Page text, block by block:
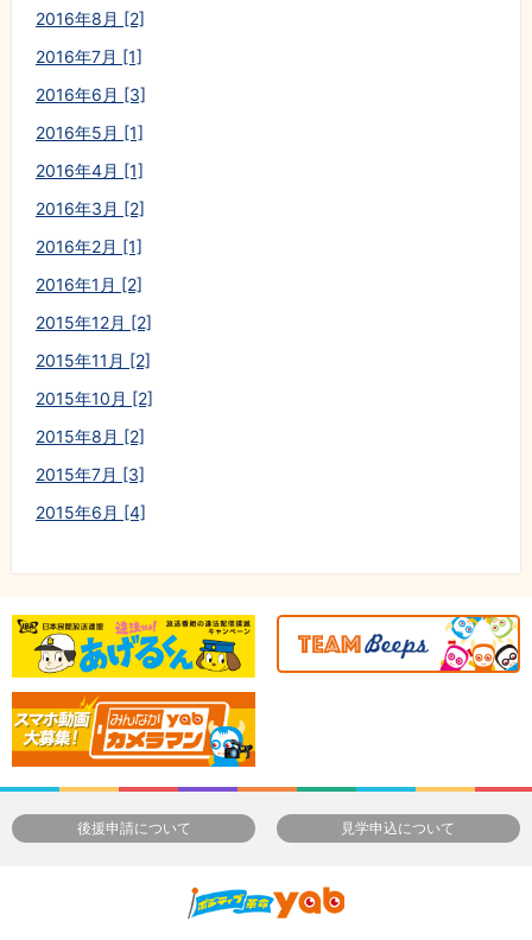
2016年8月 [2]
2016年7月 [1]
2016年6月 [3]
2016年5月 [1]
2016年4月 [1]
2016年3月 [2]
2016年2月 [1]
2016年1月 [2]
2015年12月 [2]
2015年11月 [2]
2015年10月 [2]
2015年8月 [2]
2015年7月 [3]
2015年6月 [4]
後援申請について 見学申込について